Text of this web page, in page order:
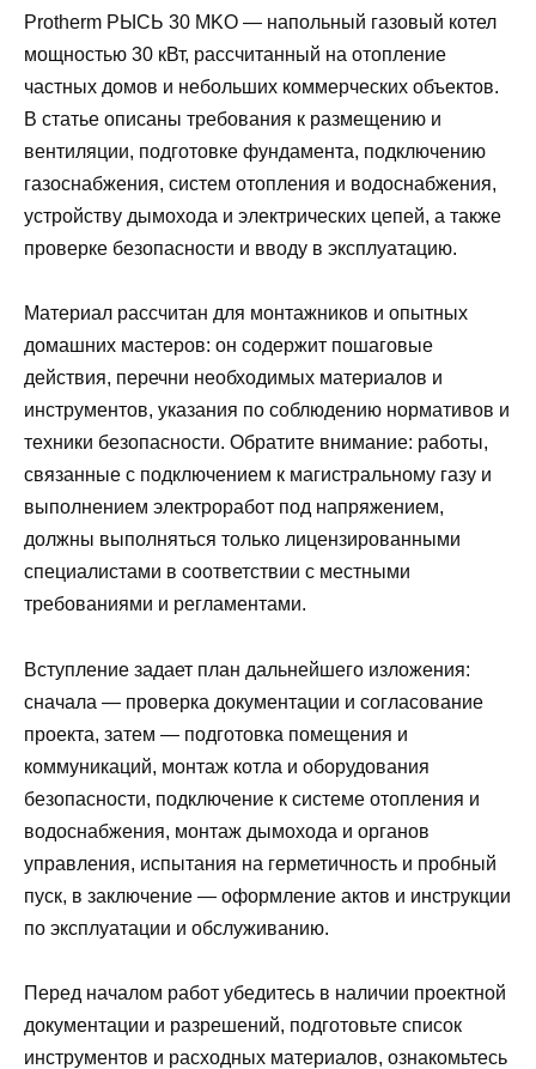
Protherm РЫСЬ 30 MKO — напольный газовый котел
мощностью 30 кВт, рассчитанный на отопление
частных домов и небольших коммерческих объектов.
В статье описаны требования к размещению и
вентиляции, подготовке фундамента, подключению
газоснабжения, систем отопления и водоснабжения,
устройству дымохода и электрических цепей, а также
проверке безопасности и вводу в эксплуатацию.
Материал рассчитан для монтажников и опытных
домашних мастеров: он содержит пошаговые
действия, перечни необходимых материалов и
инструментов, указания по соблюдению нормативов и
техники безопасности. Обратите внимание: работы,
связанные с подключением к магистральному газу и
выполнением электроработ под напряжением,
должны выполняться только лицензированными
специалистами в соответствии с местными
требованиями и регламентами.
Вступление задает план дальнейшего изложения:
сначала — проверка документации и согласование
проекта, затем — подготовка помещения и
коммуникаций, монтаж котла и оборудования
безопасности, подключение к системе отопления и
водоснабжения, монтаж дымохода и органов
управления, испытания на герметичность и пробный
пуск, в заключение — оформление актов и инструкции
по эксплуатации и обслуживанию.
Перед началом работ убедитесь в наличии проектной
документации и разрешений, подготовьте список
инструментов и расходных материалов, ознакомьтесь